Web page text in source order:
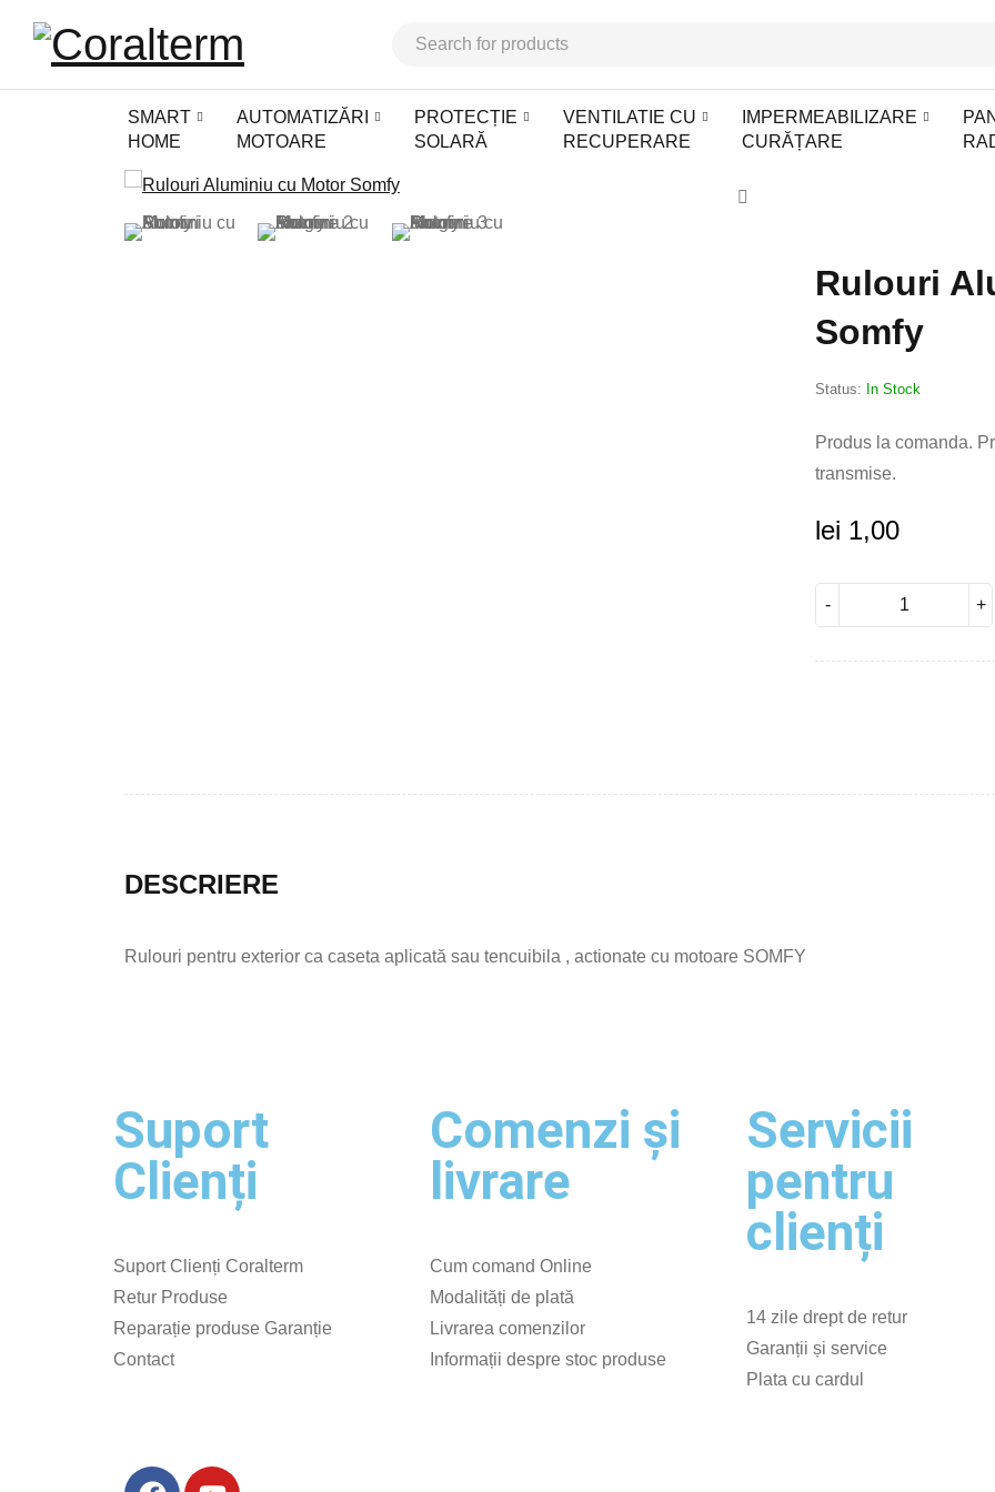
SMART
HOME
AUTOMATIZĂRI
MOTOARE
PROTECȚIE
SOLARĂ
VENTILATIE CU
RECUPERARE
IMPERMEABILIZARE
CURĂȚARE
Rulouri
Somfy
Status: In Stock
Produs la comanda.
transmise.
lei 1,00
DESCRIERE
Rulouri pentru exterior ca caseta aplicată sau tencuibila , actionate cu motoare SOMFY
Suport
Clienți
Suport Clienți Coralterm
Retur Produse
Reparație produse Garanție
Contact
Comenzi și
livrare
Cum comand Online
Modalități de plată
Livrarea comenzilor
Informații despre stoc produse
Servicii
pentru
clienți
14 zile drept de retur
Garanții și service
Plata cu cardul